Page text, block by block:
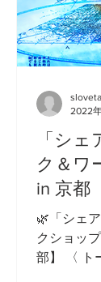
「シェア ラ
ク＆ワ
in 京
🌿「シェア ラブ
クショッ
部】 〈 ト
2022